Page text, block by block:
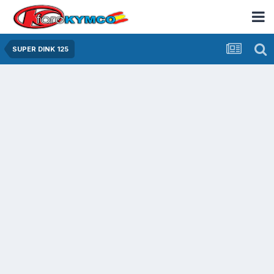
SUPER DINK 125